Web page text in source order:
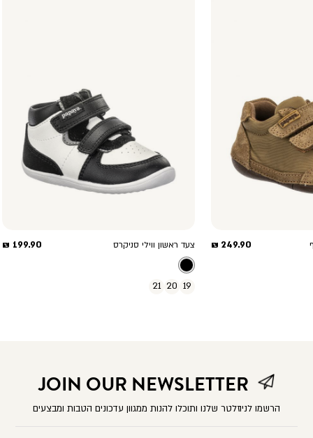
מחיר
249.90 ₪ צעד ראשון ווילי סניקרס
מחיר
199.90 ₪
19
20
21
JOIN OUR NEWSLETTER
הרשמו לניוזלטר שלנו ותוכלו להנות ממגוון עדכונים הטבות ומבצעים